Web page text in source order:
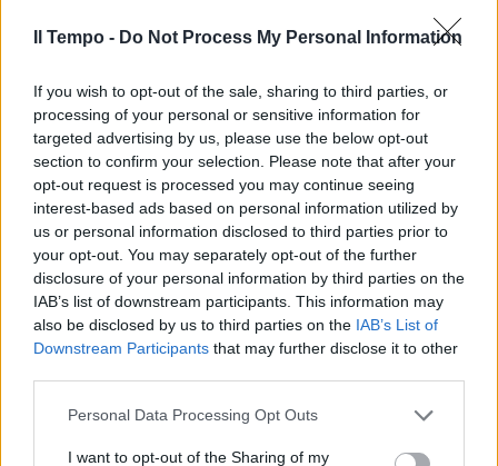
Il Tempo - Do Not Process My Personal Information
If you wish to opt-out of the sale, sharing to third parties, or
processing of your personal or sensitive information for
targeted advertising by us, please use the below opt-out
section to confirm your selection. Please note that after your
opt-out request is processed you may continue seeing
interest-based ads based on personal information utilized by
us or personal information disclosed to third parties prior to
your opt-out. You may separately opt-out of the further
disclosure of your personal information by third parties on the
IAB’s list of downstream participants. This information may
also be disclosed by us to third parties on the IAB’s List of
Downstream Participants that may further disclose it to other
Personal Data Processing Opt Outs
I want to opt-out of the Sharing of my
Firenze, catturato in un ex
convento il referente "toscano"
27/12/2025
NATALE POLITICO
Ci mancava l'albero ProPal,
bufera sul comune fiorentino
(che ha premiato la Albanese...)
10/12/2025
LA RELATRICE DELLA DISCORDIA
Albanese, delirio Firenze. Bufera